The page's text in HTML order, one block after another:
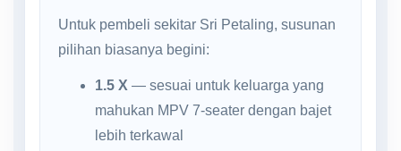
Untuk pembeli sekitar Sri Petaling, susunan
pilihan biasanya begini:
1.5 X — sesuai untuk keluarga yang
mahukan MPV 7-seater dengan bajet
lebih terkawal